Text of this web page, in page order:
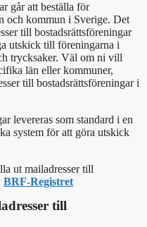
går att beställa för
och kommun i Sverige. Det
till bostadsrättsföreningar
utskick till föreningarna i
trycksaker. Väl om ni vill
län eller kommuner,
till bostadsrättsföreningar i
levereras som standard i en
system för att göra utskick
ut mailadresser till
BRF-Registret
till